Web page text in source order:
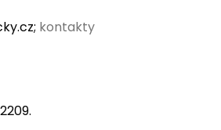
kontakty